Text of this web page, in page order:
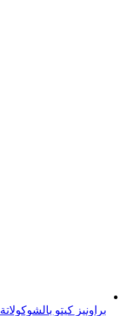
براونيز كيتو بالشوكولاتة